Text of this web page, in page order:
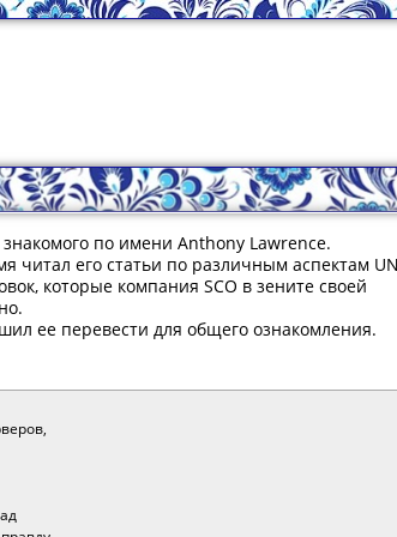
по имени Anthony Lawrence.
читал его статьи по различным аспектам
которые компания SCO в зените своей
ее перевести для общего ознакомления.